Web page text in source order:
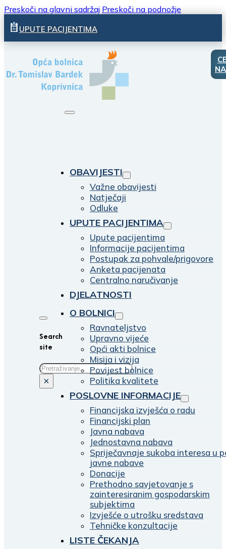
Preskoči na glavni sadržaj Preskoči na podnožje
UPUTE PACIJENTIMA
Search
site
Traži
×
OBAVIJESTI
Važne obavijesti
Natječaji
Odluke
UPUTE PACIJENTIMA
Upute pacijentima
Informacije pacijentima
Postupak za pohvale/prigovore
Anketa pacijenata
Centralno naručivanje
DJELATNOSTI
O BOLNICI
Ravnateljstvo
Upravno vijeće
Opći akti bolnice
Misija i vizija
Povijest bolnice
Politika kvalitete
POSLOVNE INFORMACIJE
Financijska izvješća o radu
Financijski plan
Javna nabava
Jednostavna nabava
Spriječavnaje sukoba interesa u
javne nabave
Donacije
Prethodno savjetovanje s
zainteresiranim gospodarskim
subjektima
Izvješće o utrošku sredstava
Tehničke konzultacije
LISTE ČEKANJA